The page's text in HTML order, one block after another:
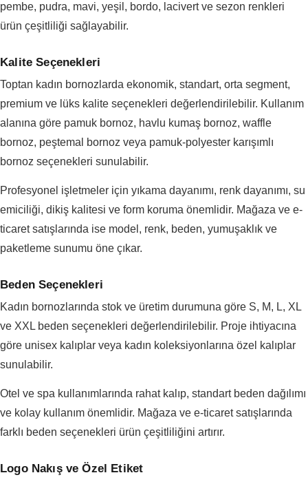
pembe, pudra, mavi, yeşil, bordo, lacivert ve sezon renkleri
ürün çeşitliliği sağlayabilir.
Kalite Seçenekleri
Toptan kadın bornozlarda ekonomik, standart, orta segment,
premium ve lüks kalite seçenekleri değerlendirilebilir. Kullanım
alanına göre pamuk bornoz, havlu kumaş bornoz, waffle
bornoz, peştemal bornoz veya pamuk-polyester karışımlı
bornoz seçenekleri sunulabilir.
Profesyonel işletmeler için yıkama dayanımı, renk dayanımı, su
emiciliği, dikiş kalitesi ve form koruma önemlidir. Mağaza ve e-
ticaret satışlarında ise model, renk, beden, yumuşaklık ve
paketleme sunumu öne çıkar.
Beden Seçenekleri
Kadın bornozlarında stok ve üretim durumuna göre S, M, L, XL
ve XXL beden seçenekleri değerlendirilebilir. Proje ihtiyacına
göre unisex kalıplar veya kadın koleksiyonlarına özel kalıplar
sunulabilir.
Otel ve spa kullanımlarında rahat kalıp, standart beden dağılımı
ve kolay kullanım önemlidir. Mağaza ve e-ticaret satışlarında
farklı beden seçenekleri ürün çeşitliliğini artırır.
Logo Nakış ve Özel Etiket